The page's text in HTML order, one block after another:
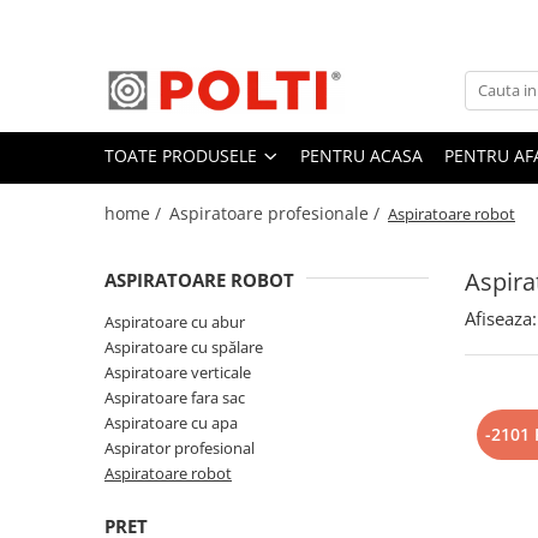
Toate Produsele
Aparate Medicale
Aspiratoare profesionale
Aspiratoare cu abur
Aspiratoare cu spălare
Aspiratoare cu apa
Aspirator profesional
Aspiratoare robot
Masa | Statie de calcat
Aparate de calcat vertical
Mese de calcat profesionale
TOATE PRODUSELE PENTRU ACASA PENTRU
home / Aspiratoare profesionale / Aspiratoare robot
ASPIRATOARE ROBOT
Aspiratoare cu abur
Aspiratoare cu spălare
Aspiratoare verticale
Aspiratoare fara sac
Aspiratoare cu apa
Aspirator profesional
Aspiratoare robot
PRET
Afiseaza:
-2101